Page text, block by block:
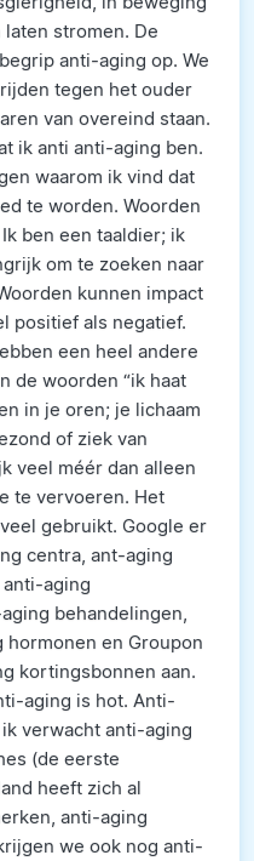
stromen. De
anti-aging op. We
tegen het ouder
van overeind staan.
ik anti anti-aging ben.
waarom ik vind dat
te worden. Woorden
ben een taaldier; ik
om te zoeken naar
kunnen impact
positief als negatief.
een heel andere
de woorden “ik haat
in je oren; je lichaam
of ziek van
veel méér dan alleen
te vervoeren. Het
gebruikt. Google er
centra, ant-aging
aging
behandelingen,
en Groupon
kortingsbonnen aan.
aging is hot. Anti-
verwacht anti-aging
(de eerste
heeft zich al
anti-aging
we ook nog anti-